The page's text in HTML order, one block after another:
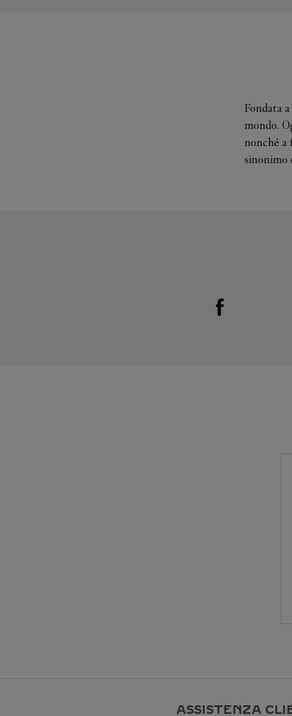
Fondata
mondo.
nonché a
sinonimo
Visit us on Facebook
Link Opens in New
ASSISTENZA